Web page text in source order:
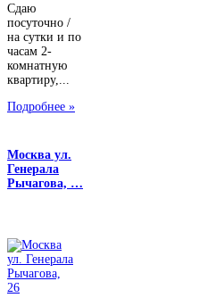
Сдаю
посуточно /
на сутки и по
часам 2-
комнатную
квартиру,...
Подробнее »
Москва ул.
Генерала
Рычагова, …